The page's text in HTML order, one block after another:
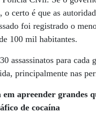
o certo é que as
foi registrado o
100 mil habitantes.
assassinatos para
principalmente nas
em apreender
de cocaína